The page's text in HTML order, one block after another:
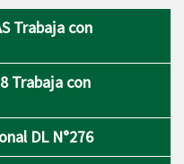
Trabaja con
Trabaja con
DL N°276